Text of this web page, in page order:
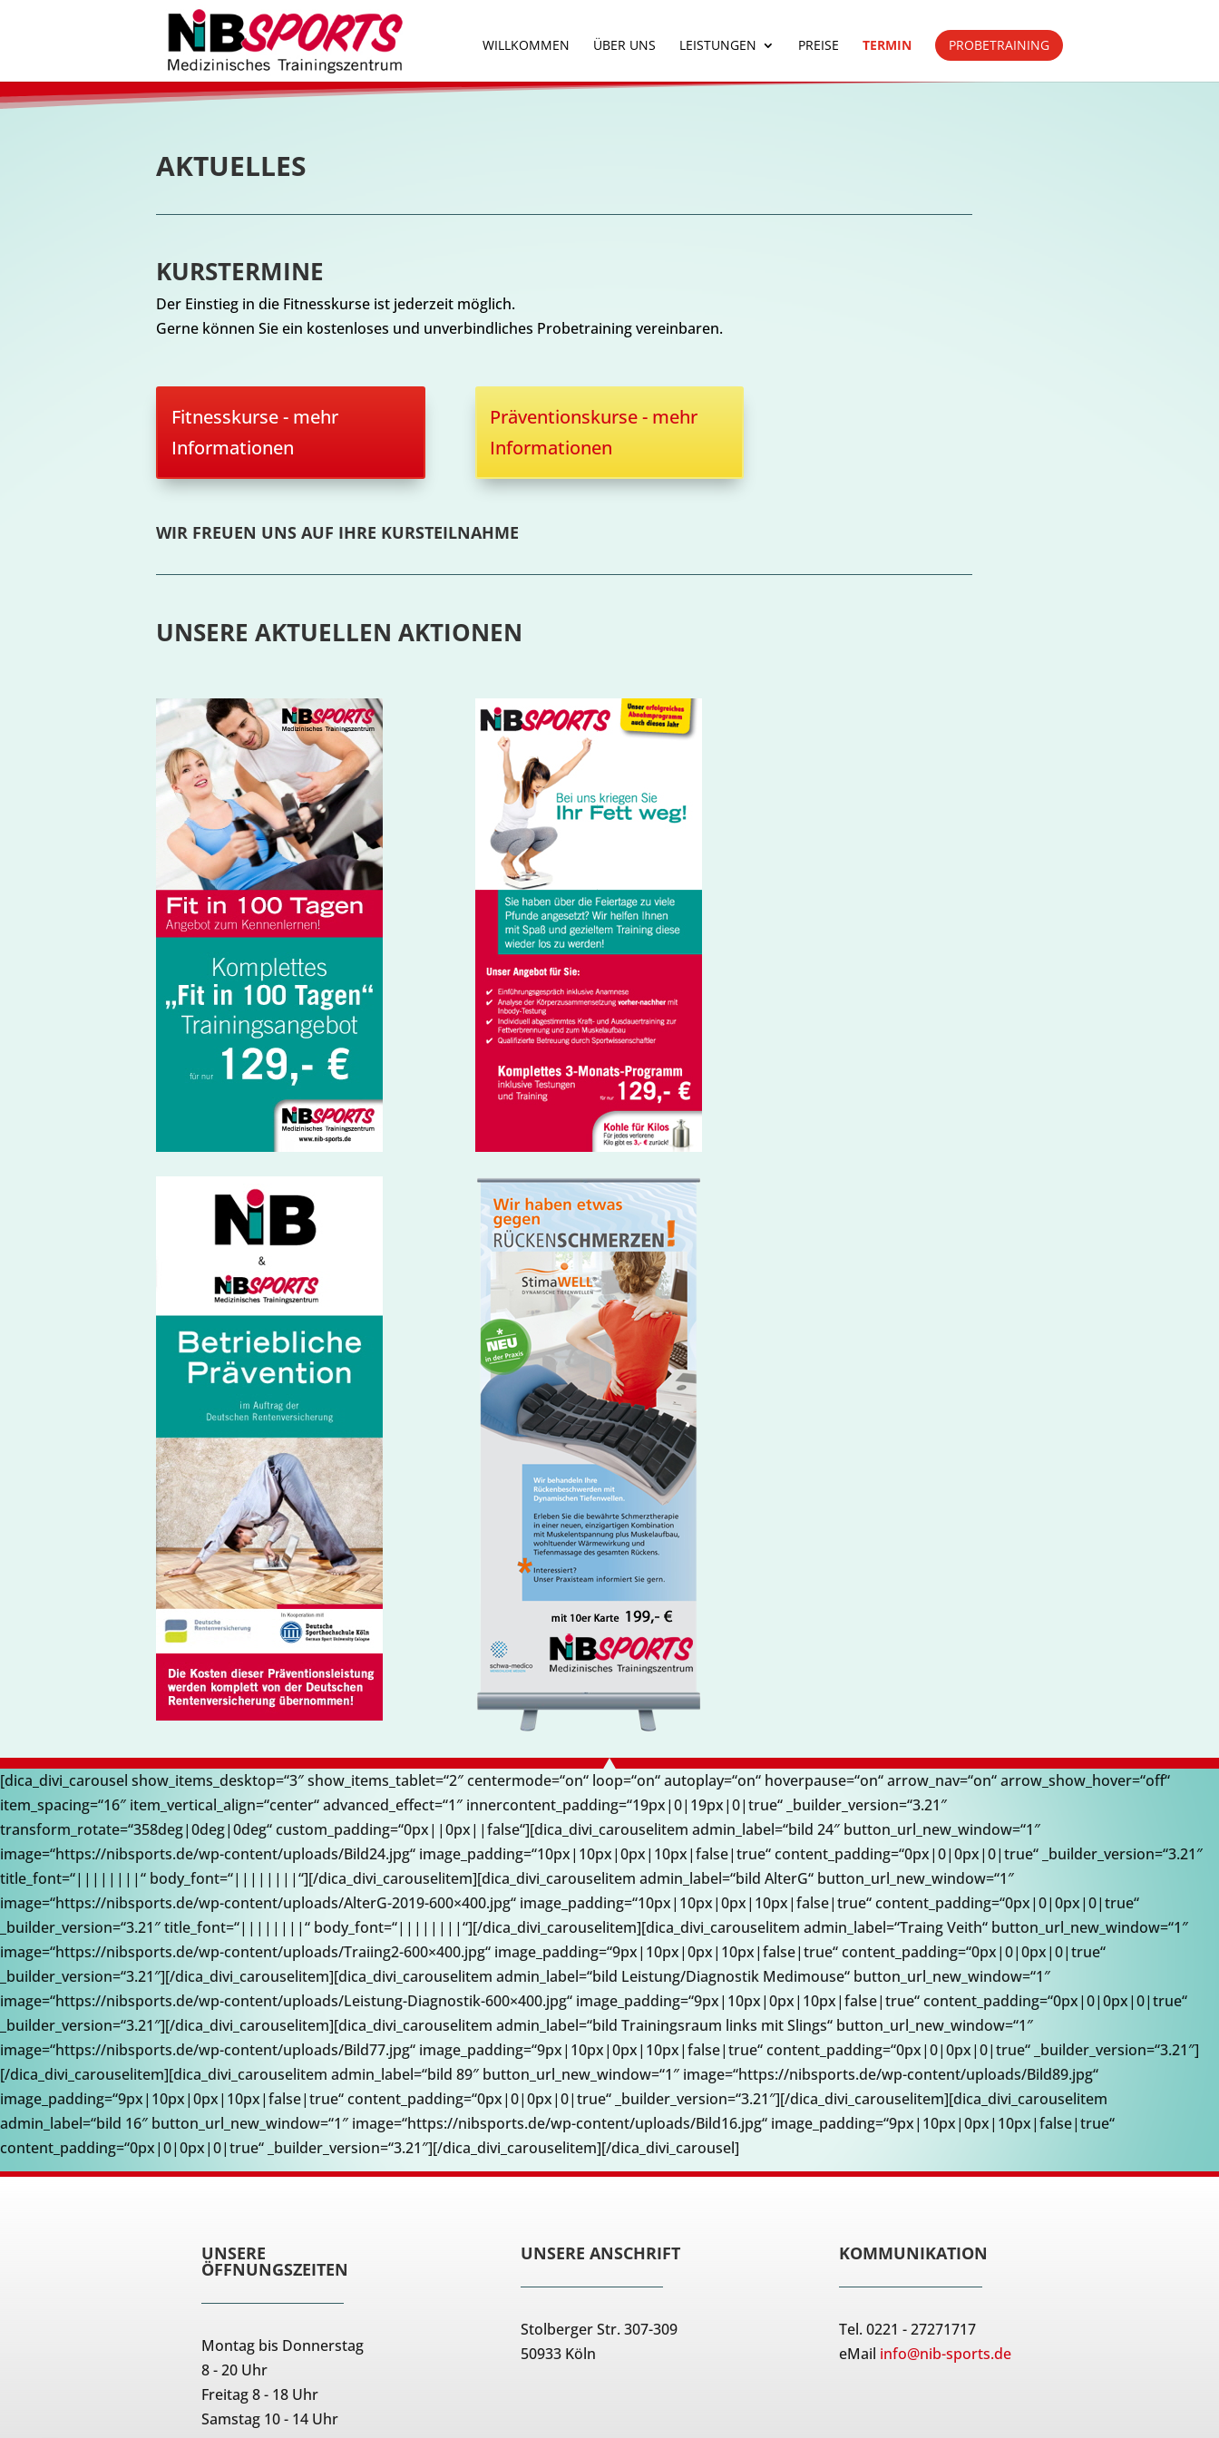
WILLKOMMEN ÜBER UNS LEISTUNGEN PREISE TERMIN PROBETRAINING
AKTUELLES
KURSTERMINE
Der Einstieg in die Fitnesskurse ist jederzeit möglich.
Gerne können Sie ein kostenloses und unverbindliches Probetraining vereinbaren.
Fitnesskurse - mehr
Informationen
Präventionskurse - mehr
Informationen
WIR FREUEN UNS AUF IHRE KURSTEILNAHME
UNSERE AKTUELLEN AKTIONEN
[dica_divi_carousel show_items_desktop=“3″ show_items_tablet=“2″ centermode=“on“ loop=“on“ autoplay=“on“ hoverpause=“on“ arrow_nav=“on“ arrow_show_hover=“off“
item_spacing=“16″ item_vertical_align=“center“ advanced_effect=“1″ innercontent_padding=“19px|0|19px|0|true“ _builder_version=“3.21″
transform_rotate=“358deg|0deg|0deg“ custom_padding=“0px||0px||false“][dica_divi_carouselitem admin_label=“bild 24″ button_url_new_window=“1″
image=“https://nibsports.de/wp-content/uploads/Bild24.jpg“ image_padding=“10px|10px|0px|10px|false|true“ content_padding=“0px|0|0px|0|true“ _builder_version=“3.21″
title_font=“||||||||“ body_font=“||||||||“][/dica_divi_carouselitem][dica_divi_carouselitem admin_label=“bild AlterG“ button_url_new_window=“1″
image=“https://nibsports.de/wp-content/uploads/AlterG-2019-600×400.jpg“ image_padding=“10px|10px|0px|10px|false|true“ content_padding=“0px|0|0px|0|true“
_builder_version=“3.21″ title_font=“||||||||“ body_font=“||||||||“][/dica_divi_carouselitem][dica_divi_carouselitem admin_label=“Traing Veith“ button_url_new_window=“1″
image=“https://nibsports.de/wp-content/uploads/Traiing2-600×400.jpg“ image_padding=“9px|10px|0px|10px|false|true“ content_padding=“0px|0|0px|0|true“
_builder_version=“3.21″][/dica_divi_carouselitem][dica_divi_carouselitem admin_label=“bild Leistung/Diagnostik Medimouse“ button_url_new_window=“1″
image=“https://nibsports.de/wp-content/uploads/Leistung-Diagnostik-600×400.jpg“ image_padding=“9px|10px|0px|10px|false|true“ content_padding=“0px|0|0px|0|true“
_builder_version=“3.21″][/dica_divi_carouselitem][dica_divi_carouselitem admin_label=“bild Trainingsraum links mit Slings“ button_url_new_window=“1″
image=“https://nibsports.de/wp-content/uploads/Bild77.jpg“ image_padding=“9px|10px|0px|10px|false|true“ content_padding=“0px|0|0px|0|true“ _builder_version=“3.21″]
[/dica_divi_carouselitem][dica_divi_carouselitem admin_label=“bild 89″ button_url_new_window=“1″ image=“https://nibsports.de/wp-content/uploads/Bild89.jpg“
image_padding=“9px|10px|0px|10px|false|true“ content_padding=“0px|0|0px|0|true“ _builder_version=“3.21″][/dica_divi_carouselitem][dica_divi_carouselitem
admin_label=“bild 16″ button_url_new_window=“1″ image=“https://nibsports.de/wp-content/uploads/Bild16.jpg“ image_padding=“9px|10px|0px|10px|false|true“
content_padding=“0px|0|0px|0|true“ _builder_version=“3.21″][/dica_divi_carouselitem][/dica_divi_carousel]
UNSERE
ÖFFNUNGSZEITEN
Montag bis Donnerstag
8 - 20 Uhr
Freitag 8 - 18 Uhr
Samstag 10 - 14 Uhr
UNSERE ANSCHRIFT
Stolberger Str. 307-309
50933 Köln
KOMMUNIKATION
Tel. 0221 - 27271717
eMail info@nib-sports.de